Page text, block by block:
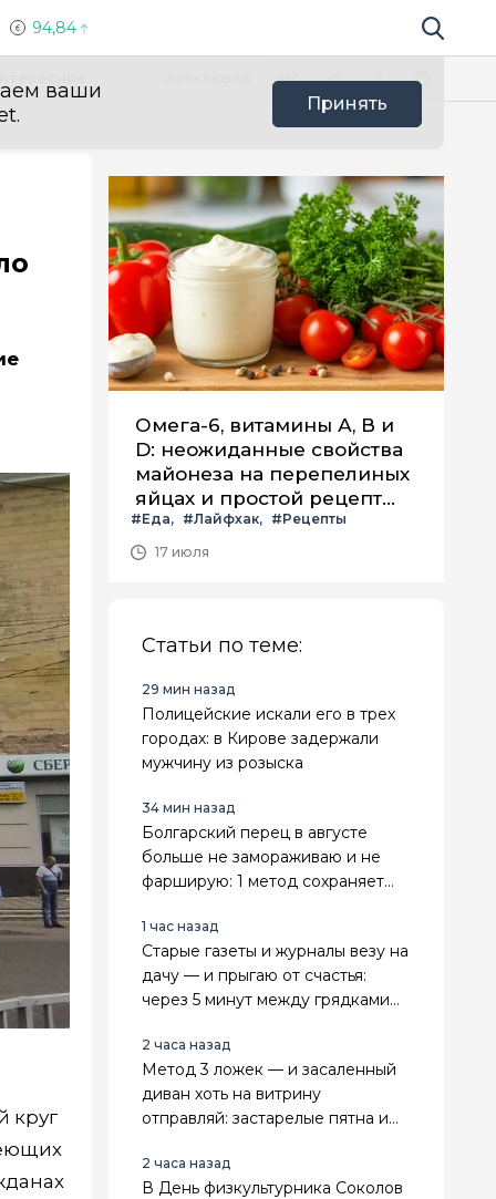
94,84 Поиск по
ваши
Принять
круг
Омега-6, витамины А, В и
D: неожиданные свойства
майонеза на перепелиных
яйцах и простой рецепт
летнего салата с ним
#Еда #Лайфхак
#Рецепты
17 июля
Статьи по теме:
29 мин назад
Полицейские искали его в трех
городах: в Кирове задержали
мужчину из розыска
34 мин назад
Болгарский перец в августе
больше не замораживаю и не
фарширую: 1 метод сохраняет
самой весны
1 час назад
Старые газеты и журналы везу на
дачу — и прыгаю от счастья:
через 5 минут между грядками
пролезает
2 часа назад
Метод 3 ложек — и засаленный
диван хоть на витрину
отправляй: застарелые пятна и
2 часа назад
В День физкультурника Соколов